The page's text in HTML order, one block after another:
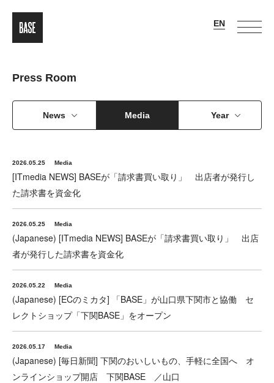
Press Room
News Media Year
2026.05.25 Media
[ITmedia NEWS] BASEが「請求書買い取り」 出店者が発行し
た請求書を資金化
2026.05.25 Media
(Japanese) [ITmedia NEWS] BASEが「請求書買い取り」 出店
者が発行した請求書を資金化
2026.05.22 Media
(Japanese) [ECのミカタ] 「BASE」が山口県下関市と協働 セ
レクトショップ「下関BASE」をオープン
2026.05.17 Media
(Japanese) [毎日新聞] 下関のおいしいもの、手軽に全国へ オ
ンラインショップ開店 下関BASE ／山口